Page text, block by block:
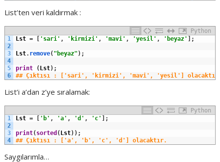
List’ten veri kaldırmak :
Python
1
2
3
4
5
6
Lst = 'sari' , 'kirmizi' , 'mavi' , 'yesil' , 'beyaz' ;
Lst. remove( "beyaz" ) ;
print ( Lst) ;
## Çıktısı : ['sari', 'kirmizi', 'mavi', 'yesil']
List’i a’dan z’ye sıralamak:
Python
1
2
3
4
Lst = 'b' , 'a' , 'd' , 'c' ;
print( sorted ( Lst) ) ;
## Çıktısı : ['a', 'b', 'c', 'd'] olacaktır.
Saygılarımla…